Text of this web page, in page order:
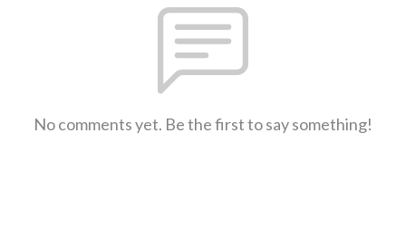
No comments yet. Be the first to say something!